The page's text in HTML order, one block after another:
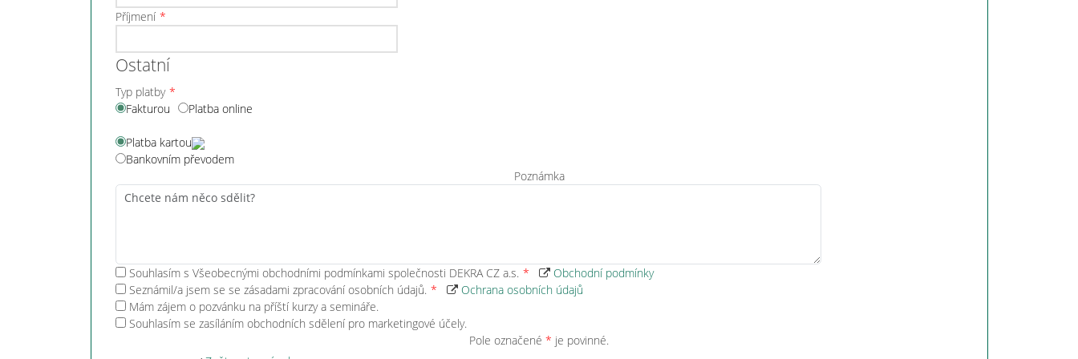
Příjmení
Ostatní
Typ platby
Fakturou
Platba online
Platba kartou
Bankovním převodem
Poznámka
Souhlasím s Všeobecnými obchodními podmínkami společnosti DEKRA CZ a.s.
Obchodní podmínky
Seznámil/a jsem se se zásadami zpracování osobních údajů.
Ochrana osobních údajů
Mám zájem o pozvánku na příští kurzy a semináře.
Souhlasím se zasíláním obchodních sdělení pro marketingové účely.
Pole označené * je povinné.